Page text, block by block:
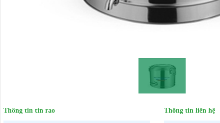
Thông tin tin rao Thông tin liên hệ